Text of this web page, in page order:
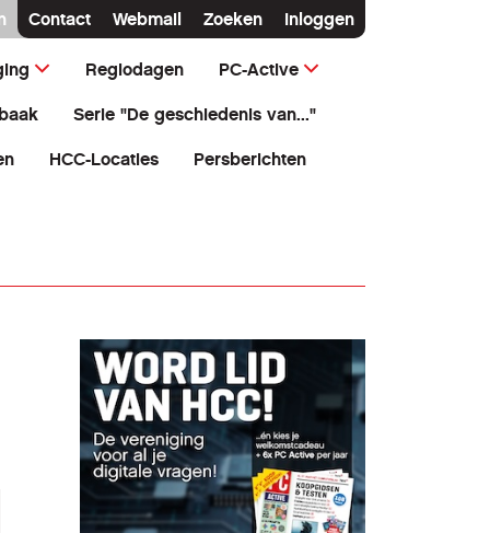
Contact Webmail Zoeken Inloggen
Regiodagen PC-Active
Serie "De geschiedenis van..."
HCC-Locaties Persberichten